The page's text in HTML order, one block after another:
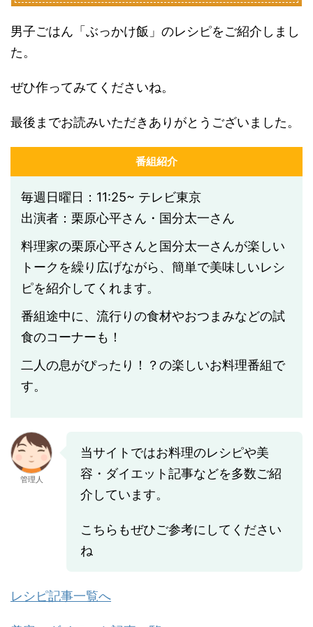
男子ごはん「ぶっかけ飯」のレシピをご紹介しまし
た。
ぜひ作ってみてくださいね。
最後までお読みいただきありがとうございました。
番組紹介
毎週日曜日：11:25~ テレビ東京
出演者：栗原心平さん・国分太一さん
料理家の栗原心平さんと国分太一さんが楽しい
トークを繰り広げながら、簡単で美味しいレシ
ピを紹介してくれます。
番組途中に、流行りの食材やおつまみなどの試
食のコーナーも！
二人の息がぴったり！？の楽しいお料理番組で
す。
管理人
当サイトではお料理のレシピや美
容・ダイエット記事などを多数ご紹
介しています。
こちらもぜひご参考にしてください
ね
レシピ記事一覧へ